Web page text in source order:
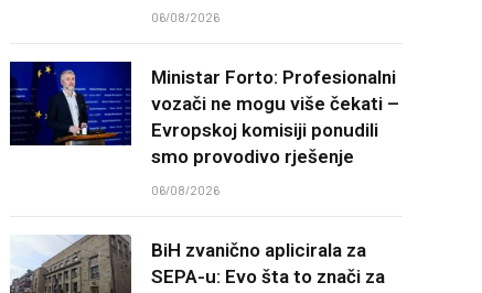
06/08/2026
Ministar Forto: Profesionalni
vozači ne mogu više čekati –
Evropskoj komisiji ponudili
smo provodivo rješenje
06/08/2026
BiH zvanično aplicirala za
SEPA-u: Evo šta to znači za